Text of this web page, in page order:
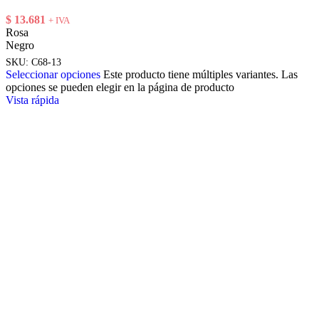
$ 13.681 + IVA
Rosa
Negro
SKU: C68-13
Seleccionar opciones Este producto tiene múltiples variantes. Las
opciones se pueden elegir en la página de producto
Vista rápida